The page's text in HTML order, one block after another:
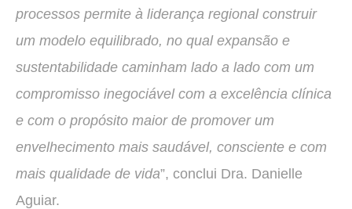
processos permite à liderança regional construir
um modelo equilibrado, no qual expansão e
sustentabilidade caminham lado a lado com um
compromisso inegociável com a excelência clínica
e com o propósito maior de promover um
envelhecimento mais saudável, consciente e com
mais qualidade de vida”, conclui Dra. Danielle
Aguiar.